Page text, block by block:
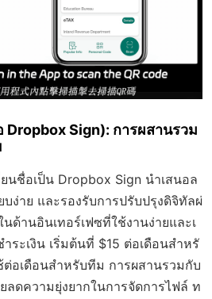
Sign): การผสานรวม
นชื่อเป็น Dropbox Sign นำเสนอล
บง่าย และรองรับการปรับปรุงดิจิทัลผ่
ด้านอินเทอร์เฟซที่ใช้งานง่ายและเ
ระเงิน เริ่มต้นที่ $15 ต่อเดือนสำหรั
อเดือนสำหรับทีม การผสานรวมกับ
ลดความยุ่งยากในการจัดการไฟล์ ท